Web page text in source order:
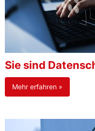
Sie sind
Mehr erfahren »